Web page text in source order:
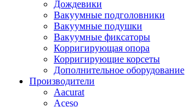
Дождевики
Вакуумные подголовники
Вакуумные подушки
Вакуумные фиксаторы
Корригирующая опора
Корригирующие корсеты
Дополнительное оборудование
Производители
Aacurat
Aceso